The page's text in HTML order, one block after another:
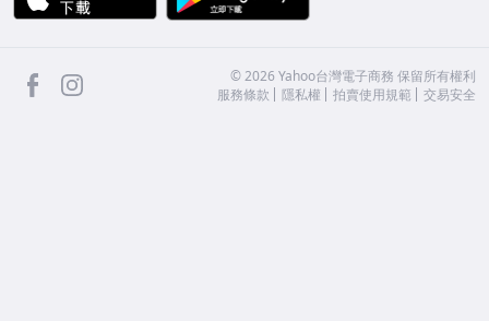
facebook ©2026 Yahoo台灣電子商務 保留所有權利
服務條款
隱私權 拍賣使用規範 交易安全